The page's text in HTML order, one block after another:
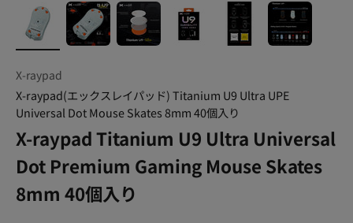
X-raypad
X-raypad(エックスレイパッド) Titanium U9 Ultra UPE
Universal Dot Mouse Skates 8mm 40個入り
X-raypad Titanium U9 Ultra Universal
Dot Premium Gaming Mouse Skates
8mm 40個入り